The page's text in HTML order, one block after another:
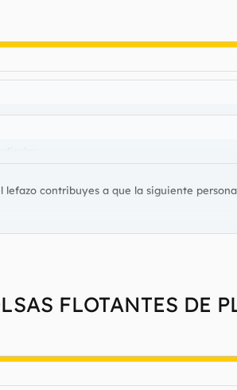
contribuyes a que la siguiente
FLOTANTES DE